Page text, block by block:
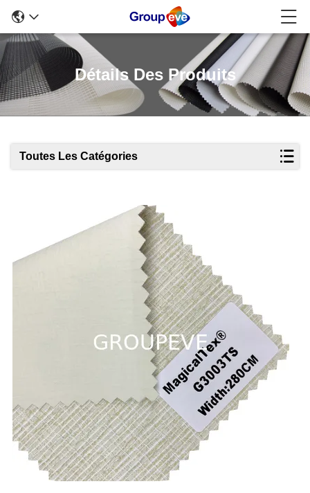
Détails Des Produits
Toutes Les Catégories